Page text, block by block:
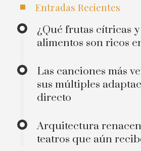
Entradas Recientes
¿Qué frutas cítricas
alimentos son ricos
Las canciones más
sus múltiples
directo
Arquitectura
teatros que aún